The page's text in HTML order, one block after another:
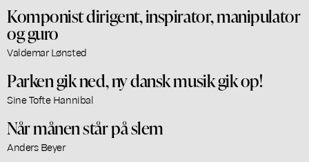
Komponist dirigent, inspirator, manipulator
og guro
Valdemar Lønsted
Parken gik ned, ny dansk musik gik op!
Sine Tofte Hannibal
Når månen står på slem
Anders Beyer